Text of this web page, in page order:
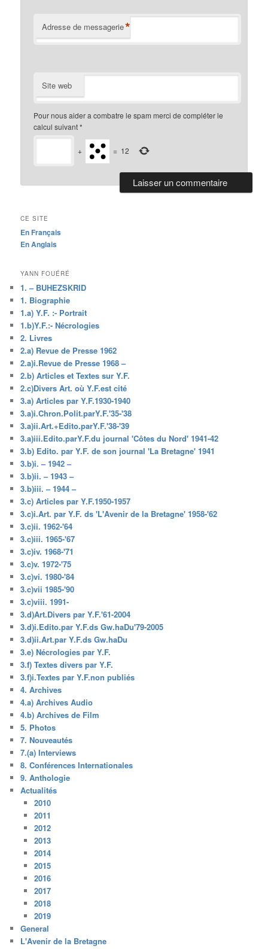
Adresse de messagerie*
Site web
Pour nous aider a combatre le spam merci de compléter le
calcul suivant*
+ = 12
CE SITE
En Français
En Anglais
YANN FOUÉRÉ
1. – BUHEZSKRID
1. Biographie
1.a) Y.F. :- Portrait
1.b)Y.F.:- Nécrologies
2. Livres
2.a) Revue de Presse 1962
2.a)i.Revue de Presse 1968 –
2.b) Articles et Textes sur Y.F.
2.c)Divers Art. où Y.F.est cité
3.a) Articles par Y.F.1930-1940
3.a)i.Chron.Polit.parY.F.'35-'38
3.a)ii.Art.+Edito.parY.F.'38-'39
3.a)iii.Edito.parY.F.du journal 'Côtes du Nord' 1941-42
3.b) Edito. par Y.F. de son journal 'La Bretagne' 1941
3.b)i. – 1942 –
3.b)ii. – 1943 –
3.b)iii. – 1944 –
3.c) Articles par Y.F.1950-1957
3.c)i.Art. par Y.F. ds 'L'Avenir de la Bretagne' 1958-'62
3.c)ii. 1962-'64
3.c)iii. 1965-'67
3.c)iv. 1968-'71
3.c)v. 1972-'75
3.c)vi. 1980-'84
3.c)vii 1985-'90
3.c)viii. 1991-
3.d)Art.Divers par Y.F.'61-2004
3.d)i.Edito.par Y.F.ds Gw.haDu'79-2005
3.d)ii.Art.par Y.F.ds Gw.haDu
3.e) Nécrologies par Y.F.
3.f) Textes divers par Y.F.
3.f)i.Textes par Y.F.non publiés
4. Archives
4.a) Archives Audio
4.b) Archives de Film
5. Photos
7. Nouveautés
7.(a) Interviews
8. Conférences Internationales
9. Anthologie
Actualités
2010
2011
2012
2013
2014
2015
2016
2017
2018
2019
General
L'Avenir de la Bretagne